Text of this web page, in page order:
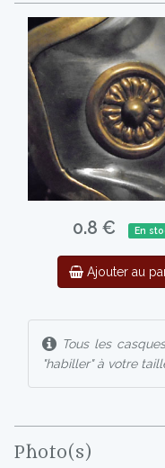
0.8 € En
Ajouter au
Tous les
"habiller" à votre
Photo(s)